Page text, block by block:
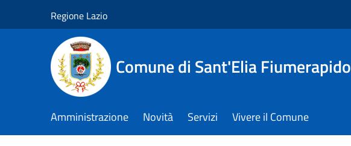
Regione Lazio
Comune di Sant'Elia Fiumerapido
Amministrazione Novità Servizi Vivere il Comune